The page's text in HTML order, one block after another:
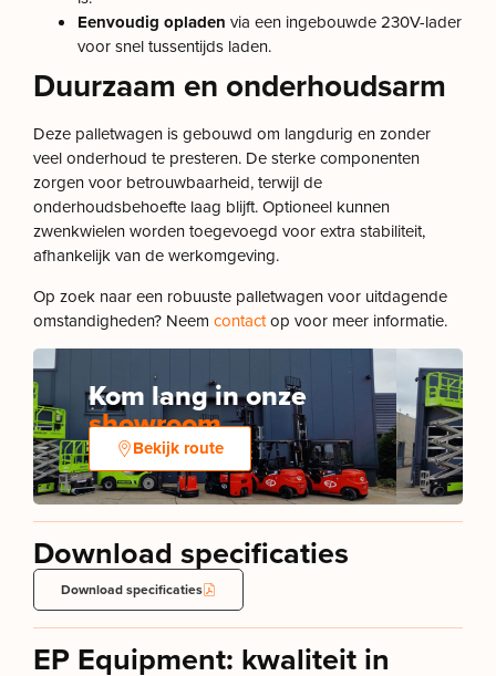
Eenvoudig opladen via een ingebouwde 230V-lader
voor snel tussentijds laden.
Duurzaam en onderhoudsarm
Deze palletwagen is gebouwd om langdurig en zonder
veel onderhoud te presteren. De sterke componenten
zorgen voor betrouwbaarheid, terwijl de
onderhoudsbehoefte laag blijft. Optioneel kunnen
zwenkwielen worden toegevoegd voor extra stabiliteit,
afhankelijk van de werkomgeving.
Op zoek naar een robuuste palletwagen voor uitdagende
omstandigheden? Neem contactop voor meer informatie.
Kom lang in onze
showroom
Bekijk route
Download specificaties
Download specificaties
EP Equipment: kwaliteit in